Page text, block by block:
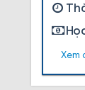
Xem